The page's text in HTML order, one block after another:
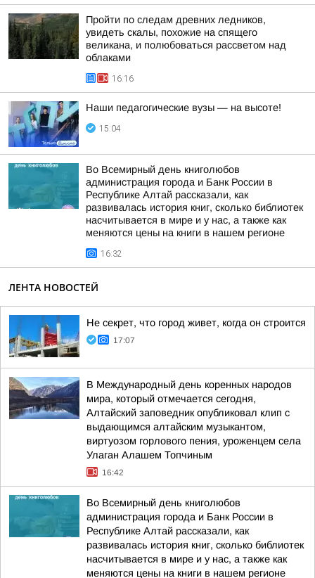
Пройти по следам древних ледников,
увидеть скалы, похожие на спящего
великана, и полюбоваться рассветом над
облаками
16:16
Наши педагогические вузы — на высоте!
15:04
Во Всемирный день книголюбов
администрация города и Банк России в
Республике Алтай рассказали, как
развивалась история книг, сколько библиотек
насчитывается в мире и у нас, а также как
меняются цены на книги в нашем регионе
16:32
ЛЕНТА НОВОСТЕЙ
Не секрет, что город живет, когда он строится
17:07
В Международный день коренных народов
мира, который отмечается сегодня,
Алтайский заповедник опубликовал клип с
выдающимся алтайским музыкантом,
виртуозом горлового пения, уроженцем села
Улаган Алашем Топчиным
16:42
Во Всемирный день книголюбов
администрация города и Банк России в
Республике Алтай рассказали, как
развивалась история книг, сколько библиотек
насчитывается в мире и у нас, а также как
меняются цены на книги в нашем регионе